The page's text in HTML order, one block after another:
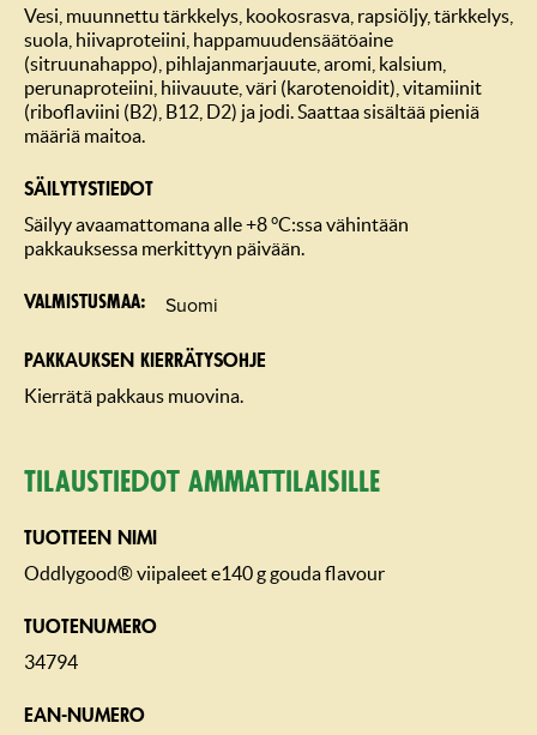
Vesi, muunnettu tärkkelys, kookosrasva, rapsiöljy, tärkkelys,
suola, hiivaproteiini, happamuudensäätöaine
(sitruunahappo), pihlajanmarjauute, aromi, kalsium,
perunaproteiini, hiivauute, väri (karotenoidit), vitamiinit
(riboflaviini (B2), B12, D2) ja jodi. Saattaa sisältää pieniä
määriä maitoa.
SÄILYTYSTIEDOT
Säilyy avaamattomana alle +8 °C:ssa vähintään
pakkauksessa merkittyyn päivään.
Valmistusmaa Suomi
PAKKAUKSEN KIERRÄTYSOHJE
Kierrätä pakkaus muovina.
Tilaustiedot ammattilaisille
TUOTTEEN NIMI
Oddlygood® viipaleet e140 g gouda flavour
TUOTENUMERO
34794
EAN-NUMERO